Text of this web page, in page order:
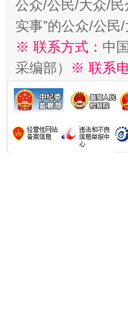
公众/公民/大众/民
实事”的公众/公
※ 联系方式： 中
采编部） ※ 联系电